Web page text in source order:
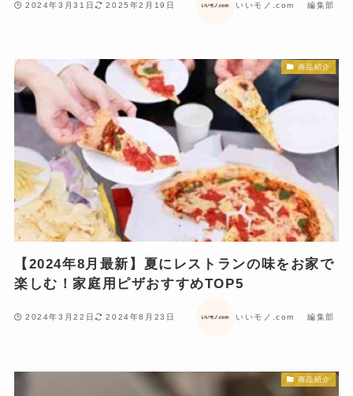
2024年3月31日 2025年2月19日 いいモノ.com 編集部
商品紹介
【2024年8月最新】夏にレストランの味をお家で
楽しむ！家庭用ピザおすすめTOP5
2024年3月22日 2024年8月23日 いいモノ.com 編集部
商品紹介